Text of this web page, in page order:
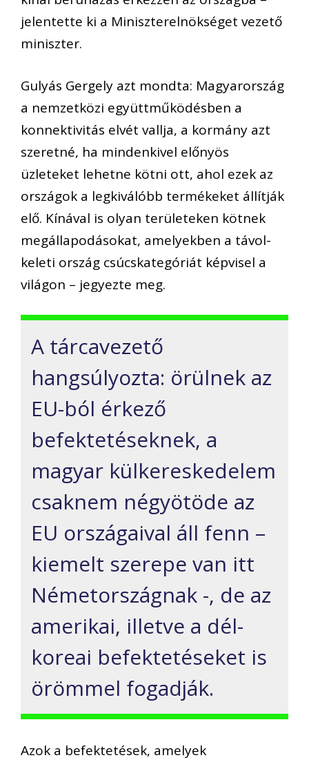
jelentette ki a Miniszterelnökséget vezető
miniszter.
Gulyás Gergely azt mondta: Magyarország
a nemzetközi együttműködésben a
konnektivitás elvét vallja, a kormány azt
szeretné, ha mindenkivel előnyös
üzleteket lehetne kötni ott, ahol ezek az
országok a legkiválóbb termékeket állítják
elő. Kínával is olyan területeken kötnek
megállapodásokat, amelyekben a távol-
keleti ország csúcskategóriát képvisel a
világon – jegyezte meg.
A tárcavezető
hangsúlyozta: örülnek az
EU-ból érkező
befektetéseknek, a
magyar külkereskedelem
csaknem négyötöde az
EU országaival áll fenn –
kiemelt szerepe van itt
Németországnak -, de az
amerikai, illetve a dél-
koreai befektetéseket is
örömmel fogadják.
Azok a befektetések, amelyek